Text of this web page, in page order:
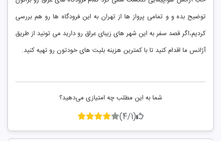
توضیح بده و و تمامی پرواز ها از تهران به این فرودگاه ها رو هم بررسی
کردیم،اگر قصد سفر به این شهر های زیبای عراق رو دارید می تونید از طریق
آژانس ما اقدام کنید تا با کمترین هزینه بلیت های خودتون رو تهیه کنید.
شما به این مطلب چه امتیازی می‌دهید؟
(4/1)